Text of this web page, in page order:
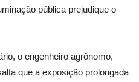
pública prejudique o
o engenheiro agrônomo,
que a exposição prolongada